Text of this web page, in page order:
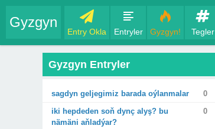
Gyzgyn
Entry Okla Entryler Gyzgyn! Tegler
Gyzgyn Entryler
sagdyn geljegimiz barada oýlanmalar
0
iki hepdeden soň dynç alyş? bu
nämäni aňladýar?
0